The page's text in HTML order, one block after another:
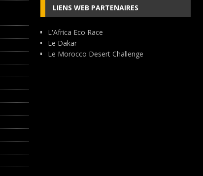
LIENS WEB PARTENAIRES
L'Africa Eco Race
Le Dakar
Le Morocco Desert Challenge